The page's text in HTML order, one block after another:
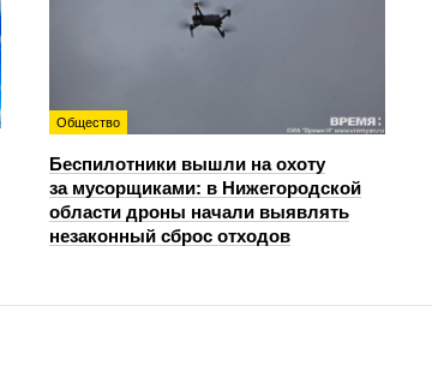
Общество
Беспилотники вышли на охоту
за мусорщиками: в Нижегородской
области дроны начали выявлять
незаконный сброс отходов